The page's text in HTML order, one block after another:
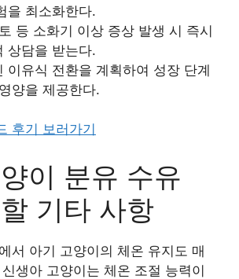
을 최소화한다.
등 소화기 이상 증상 발생 시 즉시
상담을 받는다.
이유식 전환을 계획하여 성장 단계
양을 제공한다.
후기 보러가기
이 분유 수유
기타 사항
서 아기 고양이의 체온 유지도 매
생아 고양이는 체온 조절 능력이